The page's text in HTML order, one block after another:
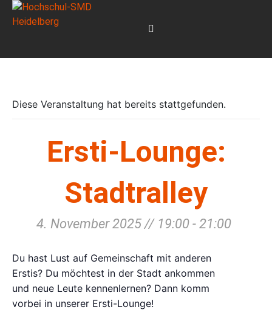
Diese Veranstaltung hat bereits stattgefunden.
Ersti-Lounge:
Stadtralley
4. November 2025 // 19:00- 21:00
Du hast Lust auf Gemeinschaft mit anderen
Erstis? Du möchtest in der Stadt ankommen
und neue Leute kennenlernen? Dann komm
vorbei in unserer Ersti-Lounge!